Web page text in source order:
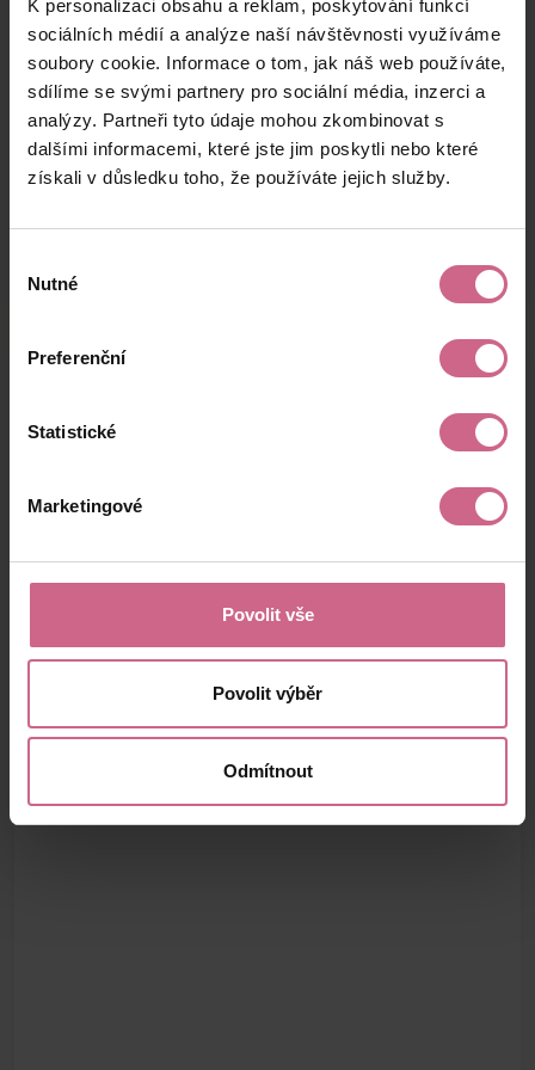
K personalizaci obsahu a reklam, poskytování funkcí
sociálních médií a analýze naší návštěvnosti využíváme
soubory cookie. Informace o tom, jak náš web používáte,
sdílíme se svými partnery pro sociální média, inzerci a
analýzy. Partneři tyto údaje mohou zkombinovat s
dalšími informacemi, které jste jim poskytli nebo které
získali v důsledku toho, že používáte jejich služby.
souhlasu
Nutné
Preferenční
Statistické
Marketingové
Povolit vše
Povolit výběr
Odmítnout
M****
Z****
21. 5. 2026
17:44:43
D****
B****
25 €
21. 5. 2026
16:46:31
3 €
J****
N****
5 €
21. 5. 2026
16:40:32
0 €
keyboard_arrow_left keyboard_arrow_right